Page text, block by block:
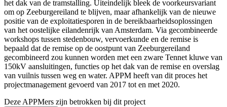
het dak van de tramstalling. Uiteindelijk bleek de voorkeursvariant
om op Zeeburgereiland te blijven, maar afhankelijk van de nieuwe
positie van de exploitatiesporen in de bereikbaarheidsoplossingen
van het oostelijke eilandenrijk van Amsterdam. Via gecombineerde
workshops tussen stedenbouw, vervoerkunde en de remise is
bepaald dat de remise op de oostpunt van Zeeburgereiland
gecombineerd zou kunnen worden met een zware Tennet kluwe van
150kV aansluitingen, functies op het dak van de remise en overslag
van vuilnis tussen weg en water. APPM heeft van dit proces het
projectmanagement gevoerd van 2017 tot en met 2020.
Deze APPMers zijn betrokken bij dit project